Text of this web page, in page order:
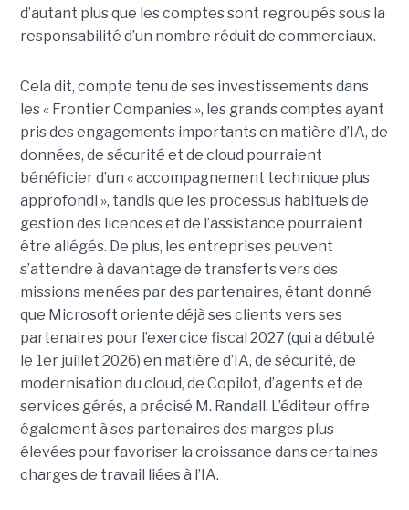
d’autant plus que les comptes sont regroupés sous la
responsabilité d’un nombre réduit de commerciaux.
Cela dit, compte tenu de ses investissements dans
les « Frontier Companies », les grands comptes ayant
pris des engagements importants en matière d’IA, de
données, de sécurité et de cloud pourraient
bénéficier d’un « accompagnement technique plus
approfondi », tandis que les processus habituels de
gestion des licences et de l’assistance pourraient
être allégés. De plus, les entreprises peuvent
s’attendre à davantage de transferts vers des
missions menées par des partenaires, étant donné
que Microsoft oriente déjà ses clients vers ses
partenaires pour l’exercice fiscal 2027 (qui a débuté
le 1er juillet 2026) en matière d’IA, de sécurité, de
modernisation du cloud, de Copilot, d’agents et de
services gérés, a précisé M. Randall. L’éditeur offre
également à ses partenaires des marges plus
élevées pour favoriser la croissance dans certaines
charges de travail liées à l’IA.